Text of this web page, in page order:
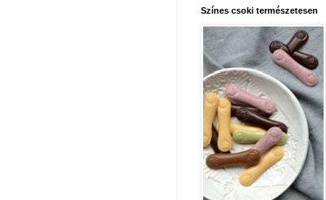
Színes csoki természetesen